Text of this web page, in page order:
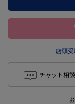
店頭受
チャット相